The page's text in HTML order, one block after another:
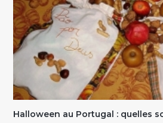
Halloween au Portugal : quelles